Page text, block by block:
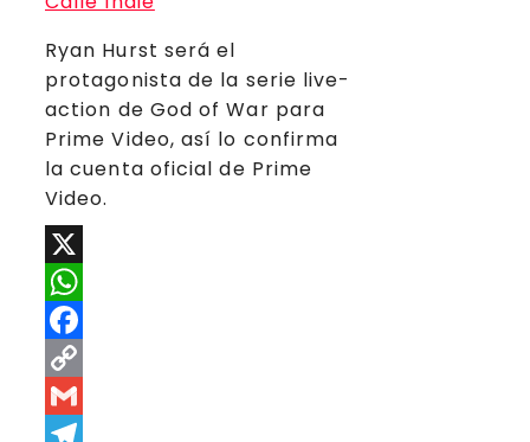
Ryan Hurst será el
protagonista de la serie live-
action de God of War para
Prime Video, así lo confirma
la cuenta oficial de Prime
Video.
X
WhatsApp
Facebook
Copy
Link
Gmail